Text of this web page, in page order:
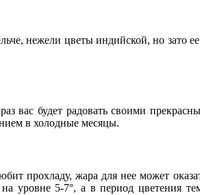
нежели цветы индийской, но зато
вас будет радовать своими
в холодные месяцы.
прохладу, жара для нее может
уровне 5-7°, а в период цветения